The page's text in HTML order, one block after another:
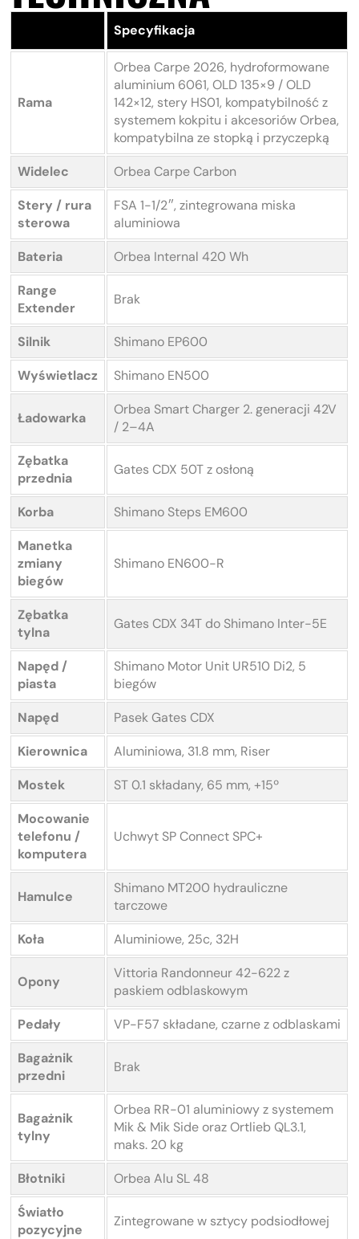
Specyfikacja
Rama
Orbea Carpe 2026, hydroformowane
aluminium 6061, OLD 135×9 / OLD
142×12, stery HS01, kompatybilność z
systemem kokpitu i akcesoriów Orbea,
kompatybilna ze stopką i przyczepką
Widelec
Orbea Carpe Carbon
Stery / rura
sterowa
FSA 1-1/2″, zintegrowana miska
aluminiowa
Bateria
Orbea Internal 420 Wh
Range
Extender
Brak
Silnik
Shimano EP600
Wyświetlacz
Shimano EN500
Ładowarka
Orbea Smart Charger 2. generacji 42V
/ 2–4A
Zębatka
przednia
Gates CDX 50T z osłoną
Korba
Shimano Steps EM600
Manetka
zmiany
biegów
Shimano EN600-R
Zębatka
tylna
Gates CDX 34T do Shimano Inter-5E
Napęd /
piasta
Shimano Motor Unit UR510 Di2, 5
biegów
Napęd
Pasek Gates CDX
Kierownica
Aluminiowa, 31.8 mm, Riser
Mostek
ST 0.1 składany, 65 mm, +15º
Mocowanie
telefonu /
komputera
Uchwyt SP Connect SPC+
Hamulce
Shimano MT200 hydrauliczne
tarczowe
Koła
Aluminiowe, 25c, 32H
Opony
Vittoria Randonneur 42-622 z
paskiem odblaskowym
Pedały
VP-F57 składane, czarne z odblaskami
Bagażnik
przedni
Brak
Bagażnik
tylny
Orbea RR-01 aluminiowy z systemem
Mik & Mik Side oraz Ortlieb QL3.1,
maks. 20 kg
Błotniki
Orbea Alu SL 48
Światło
pozycyjne
Zintegrowane w sztycy podsiodłowej